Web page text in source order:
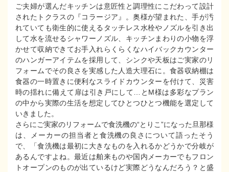
ご夫婦が選んだキッチンは意匠性と調理性にこだわって設計
されたトクラスの『コラージア』。奥様が望まれた、手が汚
れていても衛生的に使えるタッチレス水栓やノズルを引き出
して水を流せるシャワーノズル、キッチンまわりの小物を浮
かせて収納できてお手入れらくらくなハイバックカウンター
のハンガーアイテムを採用して、シンクや天板はご実家のリ
フォームでその良さを実感した人造大理石に。食器収納棚は
食器の一時置きに便利なスライドカウンターを付けて、災害
時の揺れに備えて扉は引き戸にして…とM様は多彩なプラン
の中から実際の生活を想定してひとつひとつ機能を選定して
いきました。
さらにご実家のリフォームで食洗機の“とりこ”になった旦那様
は、メーカーの担当者と食洗機の良さについて語ったそう
で、「食洗機は最初に大きなものを入れるかどうかで分岐が
あるんですよね。最近は舶来ものや国内メーカーでもフロン
トオープンのものが出ているけど実際どうなんだろう？と盛